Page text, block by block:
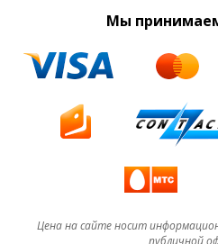
Мы
Цена на сайте носит
публичной